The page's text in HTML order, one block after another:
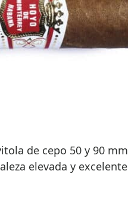
de cepo 50 y 90 mm
elevada y excelente